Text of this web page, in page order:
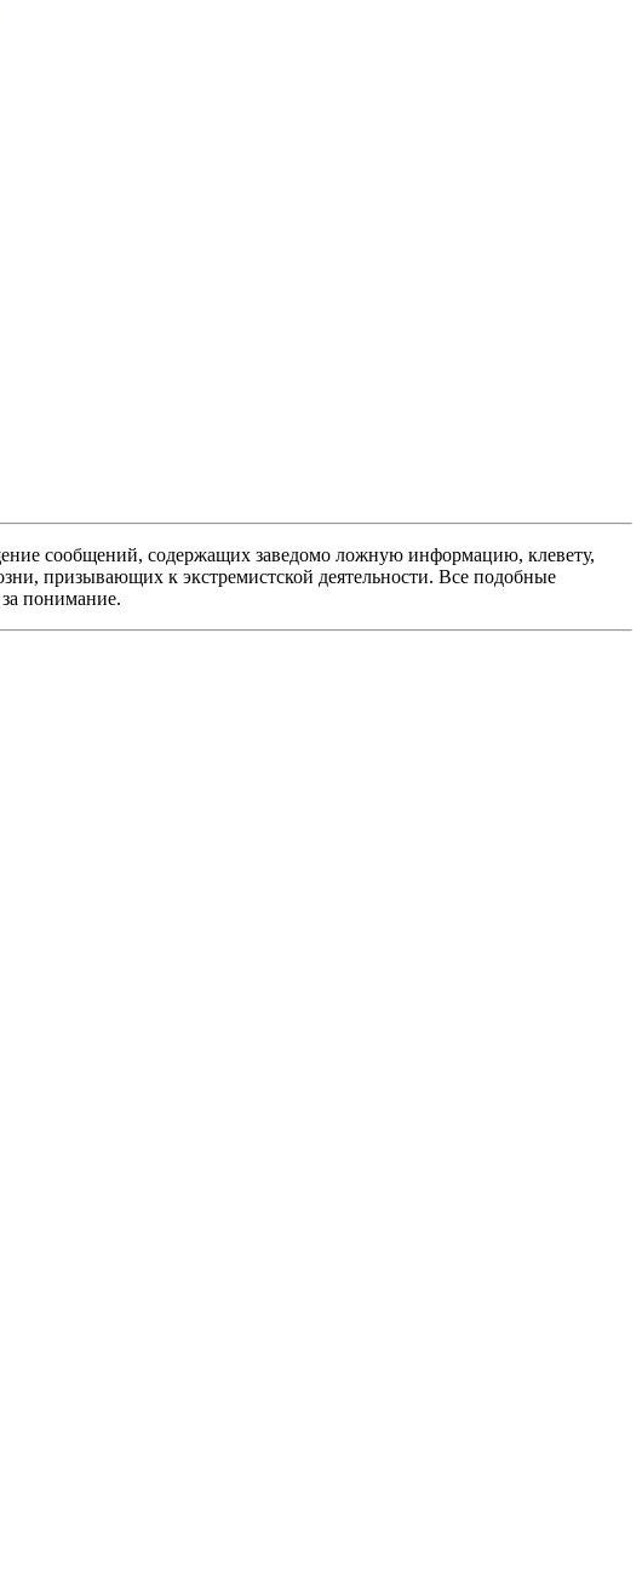
сообщений, содержащих заведомо ложную информацию, клевету,
призывающих к экстремистской деятельности. Все подобные
понимание.